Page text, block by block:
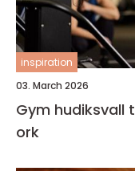
inspiration
03. March 2026
Gym hudiksvall träning för vardag, hälsa och
ork